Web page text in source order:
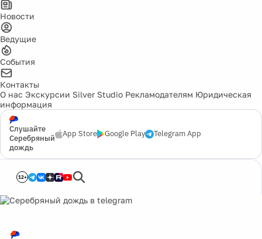
Новости
Ведущие
События
Контакты
О нас Экскурсии Silver Studio Рекламодателям Юридическая
информация
Слушайте
Серебряный
дождь
App Store Google Play Telegram App
12+